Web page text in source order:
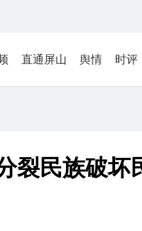
直通屏山 舆情 时评
裂民族破